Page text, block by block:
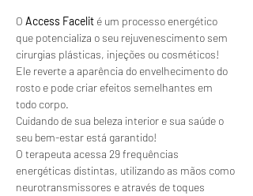
O Access Facelit é um processo energético
que potencializa o seu rejuvenescimento sem
cirurgias plásticas, injeções ou cosméticos!
Ele reverte a aparência do envelhecimento do
rosto e pode criar efeitos semelhantes em
todo corpo.
Cuidando de sua beleza interior e sua saúde o
seu bem-estar está garantido!
O terapeuta acessa 29 frequências
energéticas distintas, utilizando as mãos como
neurotransmissores e através de toques